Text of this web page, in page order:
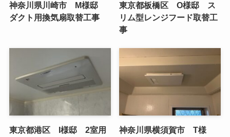
神奈川県川崎市 M様邸
ダクト用換気扇取替工事
東京都板橋区 O様邸 ス
リム型レンジフード取替工
事
東京都港区 I様邸 2室用
神奈川県横須賀市 T様